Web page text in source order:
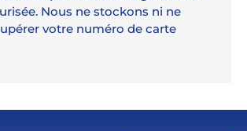
Nous ne stockons ni ne
votre numéro de carte